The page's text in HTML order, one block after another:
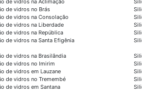
de vidros na Aclimação
de vidros no Brás
de vidros na Consolação
de vidros na Liberdade
de vidros na República
de vidros na Santa Efigênia
de vidros na Brasilândia
de vidros no Imirim
de vidros em Lauzane
de vidros no Tremembé
de vidros em Santana